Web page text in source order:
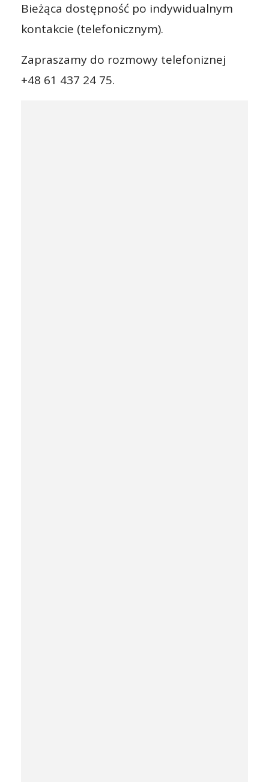
Bieżąca dostępność po indywidualnym
kontakcie (telefonicznym).
Zapraszamy do rozmowy telefoniznej
+48 61 437 24 75.